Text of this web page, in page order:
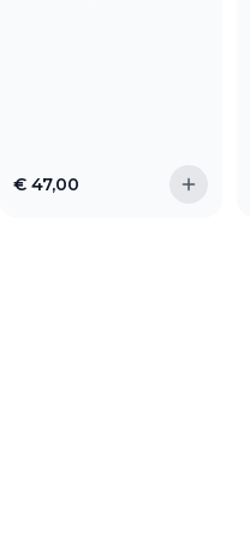
€ 47,00